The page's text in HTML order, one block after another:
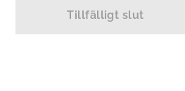
Tillfälligt slut